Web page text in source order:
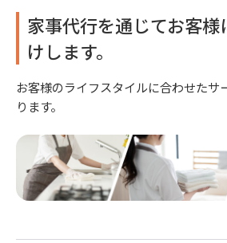
家事代行を通じてお客
けします。
お客様のライフスタイルに合わせたサ
ります。